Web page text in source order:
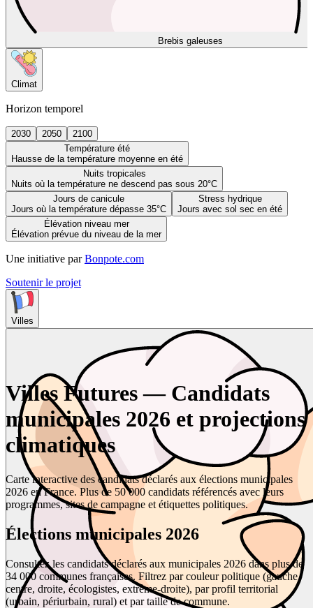
Brebis galeuses
Climat
Horizon temporel
2030 2050
2100
Température été
Hausse de la température moyenne en été
Nuits tropicales
Nuits où la température ne descend pas sous 20°C
Jours de canicule
Jours où la température dépasse 35°C
Stress hydrique
Jours avec sol sec en été
Élévation niveau mer
Élévation prévue du niveau de la mer
Une initiative par Bonpote.com
Soutenir le projet
Villes
Villes Futures — Candidats
municipales 2026 et projections
climatiques
Carte interactive des candidats déclarés aux élections municipales
2026 en France. Plus de 50 000 candidats référencés avec leurs
programmes, sites de campagne et étiquettes politiques.
Élections municipales 2026
Consultez les candidats déclarés aux municipales 2026 dans plus de
34 000 communes françaises. Filtrez par couleur politique (gauche,
centre, droite, écologistes, extrême-droite), par profil territorial
(urbain, périurbain, rural) et par taille de commune.